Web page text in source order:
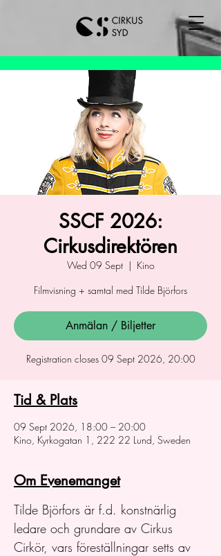
SSCF 2026:
Cirkusdirektören
Wed 09 Sept
  |
Kino
Filmvisning + samtal med Tilde Björfors
Anmälan / Biljetter
Registration closes 09 Sept 2026, 20:00
Tid & Plats
09 Sept 2026, 18:00 – 20:00
Kino, Kyrkogatan 1, 222 22 Lund, Sweden
Om Evenemanget
Tilde Björfors är f.d. konstnärlig
ledare och grundare av Cirkus
Cirkör, vars föreställningar setts av